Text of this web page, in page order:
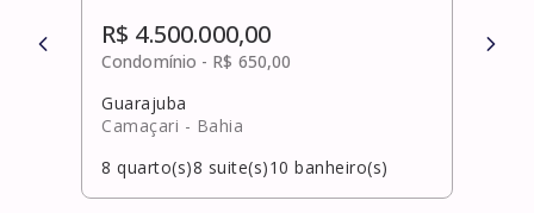
R$ 4.500.000,00
Condomínio - R$ 650,00
Guarajuba
Camaçari - Bahia
8 quarto(s)8 suite(s)10 banheiro(s)
R$